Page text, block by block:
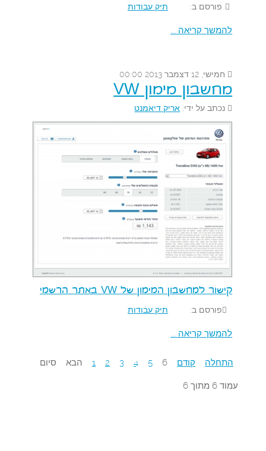
פורסם ב: תיק עבודות
להמשך קריאה ...
חמישי, 12 דצמבר 2013 00:00
מחשבון מימון VW
נכתב על ידי: אריק דיאמנט
קישור למחשבון המימון של VW באתר הרשמי
פורסם ב: תיק עבודות
להמשך קריאה ...
התחלה קודם 1 2 3 4 5 6 הבא סיום
עמוד 6 מתוך 6